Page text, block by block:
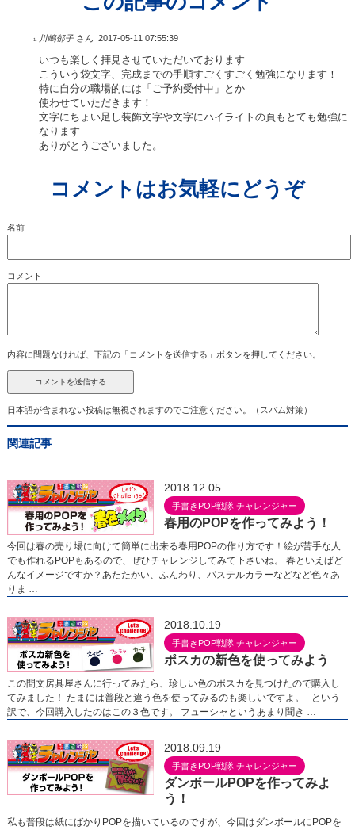
川嶋郁子 さん 2017-05-11 07:55:39
いつも楽しく拝見させていただいております
こういう袋文字、完成までの手順すごくすごく勉強になります！
特に自分の職場的には「ご予約受付中」とか
使わせていただきます！
文字にちょい足し装飾文字や文字にハイライトの頁もとても勉強に
なります
ありがとうございました。
コメントはお気軽にどうぞ
名前
コメント
内容に問題なければ、下記の「コメントを送信する」ボタンを押してください。
日本語が含まれない投稿は無視されますのでご注意ください。（スパム対策）
関連記事
2018.12.05
手書きPOP戦隊 チャレンジャー
春用のPOPを作ってみよう！
今回は春の売り場に向けて簡単に出来る春用POPの作り方です！絵が苦手な人
でも作れるPOPもあるので、ぜひチャレンジしてみて下さいね。 春といえばど
んなイメージですか？あたたかい、ふんわり、パステルカラーなどなど色々あ
りま …
2018.10.19
手書きPOP戦隊 チャレンジャー
ポスカの新色を使ってみよう
この間文房具屋さんに行ってみたら、珍しい色のポスカを見つけたので購入し
てみました！ たまには普段と違う色を使ってみるのも楽しいですよ。 という
訳で、今回購入したのはこの３色です。 フューシャというあまり聞き …
2018.09.19
手書きPOP戦隊 チャレンジャー
ダンボールPOPを作ってみよ
う！
私も普段は紙にばかりPOPを描いているのですが、今回はダンボールにPOPを